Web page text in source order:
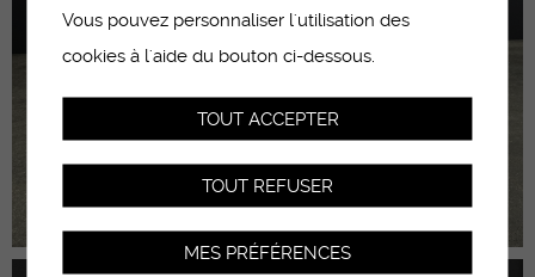
Vous pouvez personnaliser l'utilisation des
cookies à l'aide du bouton ci-dessous.
TOUT ACCEPTER
TOUT REFUSER
MES PRÉFÉRENCES